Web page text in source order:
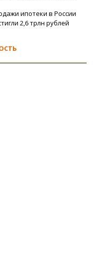
ипотеки в России
2,6 трлн рублей